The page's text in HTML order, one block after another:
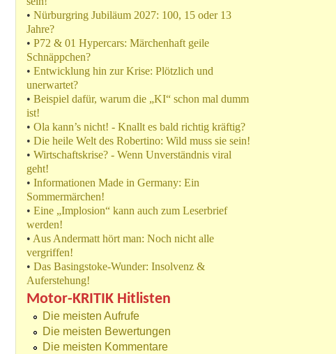
• Nürburgring Jubiläum 2027: 100, 15 oder 13
Jahre?
• P72 & 01 Hypercars: Märchenhaft geile
Schnäppchen?
• Entwicklung hin zur Krise: Plötzlich und
unerwartet?
• Beispiel dafür, warum die „KI“ schon mal dumm
ist!
• Ola kann’s nicht! - Knallt es bald richtig kräftig?
• Die heile Welt des Robertino: Wild muss sie sein!
• Wirtschaftskrise? - Wenn Unverständnis viral
geht!
• Informationen Made in Germany: Ein
Sommermärchen!
• Eine „Implosion“ kann auch zum Leserbrief
werden!
• Aus Andermatt hört man: Noch nicht alle
vergriffen!
• Das Basingstoke-Wunder: Insolvenz &
Auferstehung!
Motor-KRITIK Hitlisten
Die meisten Aufrufe
Die meisten Bewertungen
Die meisten Kommentare